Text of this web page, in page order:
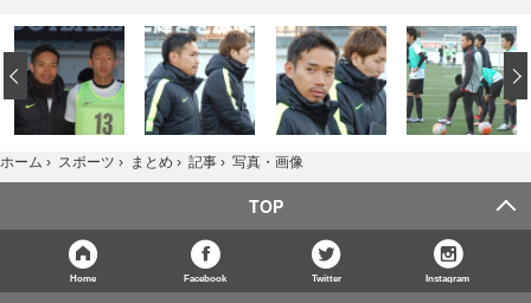
‹
ホーム › スポーツ › まとめ › 記事 › 写真・画像
TOP
Home Facebook Twitter Instagram